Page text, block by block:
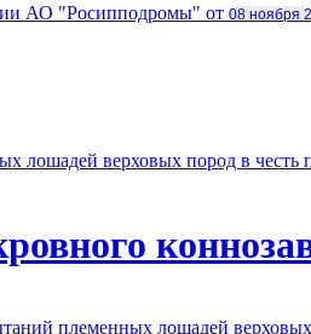
АО "Росипподромы" от 08 ноября
лошадей верховых пород в
племенных лошадей верховых